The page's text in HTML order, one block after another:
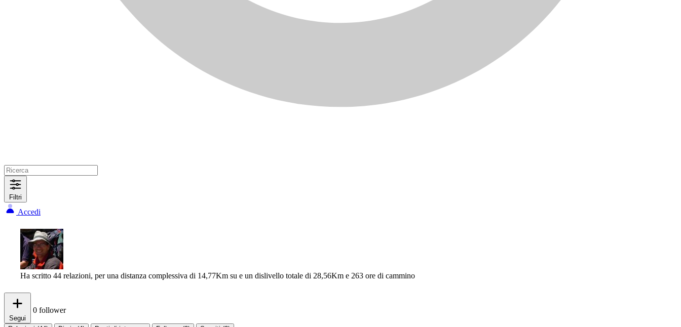
Filtri
Accedi
Ha scritto 44 relazioni, per una distanza complessiva di 14,77Km su e un dislivello totale di 28,56Km e 263 ore di cammino
Segui
0 follower